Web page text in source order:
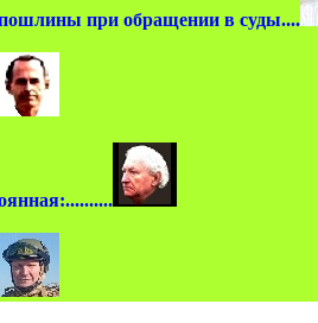
при обращении в суды....